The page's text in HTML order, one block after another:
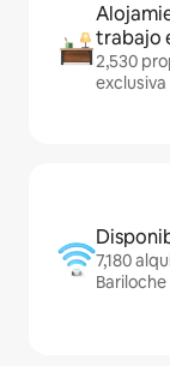
trabajo
2,530
exclusiva
7,180